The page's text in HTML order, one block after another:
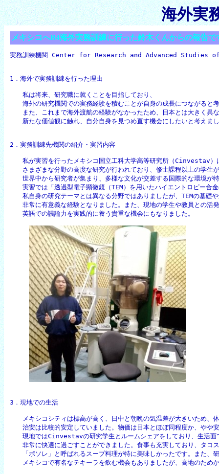
海外実
メキシコへB4海外実務訓練に行った鈴木くんからの報告で
実務訓練機関 Center for Research and Advanced Studies
1．海外で実務訓練を行った理由
私は将来、研究職に就くことを目指しており、
海外の研究機関での実務経験を積むことが自身の成長につながると
また、これまで海外渡航の経験がなかったため、日本とは大きく異
新たな価値観に触れ、自分自身を見つめ直す機会にしたいと考えま
2．実務訓練先機関の紹介・実習内容
私が実習を行ったメキシコ国立工科大学高等研究所（Cinvestav）
さまざまな分野の高度な研究が行われており、修士課程以上の学生
世界中から研究者が集まり、多様な文化が交差する国際的な環境が
実習では「透過型電子顕微鏡（TEM）を用いたハイエントロピー合
私自身の研究テーマとは異なる分野ではありましたが、TEMの基礎
非常に有意義な経験となりました。また、現地の学生や教員との活
英語での議論力を実践的に養う貴重な機会にもなりました。
3．現地での生活
メキシコシティは標高が高く、日中と朝晩の気温差が大きいため、
治安は比較的安定していました。物価は日本とほぼ同程度か、やや
現地ではCinvestavの研究学生とルームシェアをしており、生活面
非常に快適に過ごすことができました。食事も充実しており、タコ
「ポソレ」と呼ばれるスープ料理が特に美味しかったです。また、
メキシコで有名なテキーラを飲む機会もありましたが、高地のため